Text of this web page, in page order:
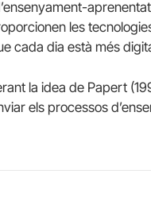
les
cada dia està més
la idea de Papert
els processos